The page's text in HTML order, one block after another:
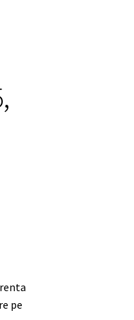
pe